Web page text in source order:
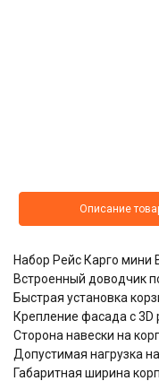
Описание
Набор Рейс Карго мини
Встроенный доводчик
​​​​​​​Быстрая установка
Крепление фасада с 3D
Сторона навески на
Допустимая нагрузка
Габаритная ширина